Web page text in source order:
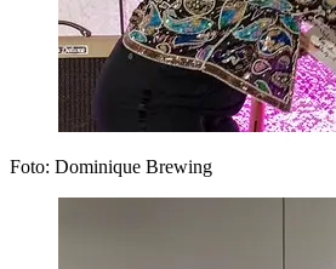
Foto: Dominique Brewing